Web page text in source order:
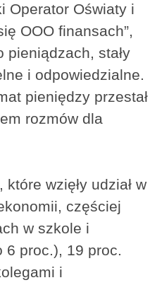
Operator Oświaty i
OOO finansach”,
pieniądzach, stały
i odpowiedzialne.
pieniędzy przestał
rozmów dla
wzięły udział w
częściej
w szkole i
6 proc.), 19 proc.
i